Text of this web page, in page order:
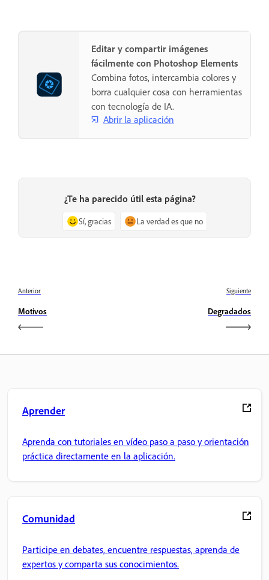
Editar y compartir imágenes
fácilmente con Photoshop Elements
Combina fotos, intercambia colores y
borra cualquier cosa con herramientas
con tecnología de IA.
Abrir la aplicación
¿Te ha parecido útil esta página?
Sí, gracias La verdad es que no
Anterior
Motivos
Siguiente
Degradados
Aprender
Aprenda con tutoriales en vídeo paso a paso y orientación
práctica directamente en la aplicación.
Comunidad
Participe en debates, encuentre respuestas, aprenda de
expertos y comparta sus conocimientos.